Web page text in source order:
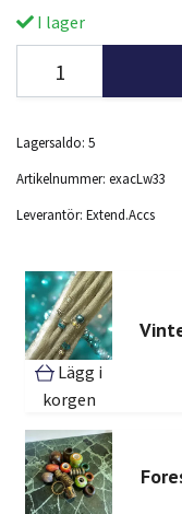
I lager
Lagersaldo: 5
Artikelnummer: exacLw33
Leverantör: Extend.Accs
Lägg i
korgen